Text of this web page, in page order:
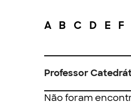
A B C D E F
Professor
Não foram